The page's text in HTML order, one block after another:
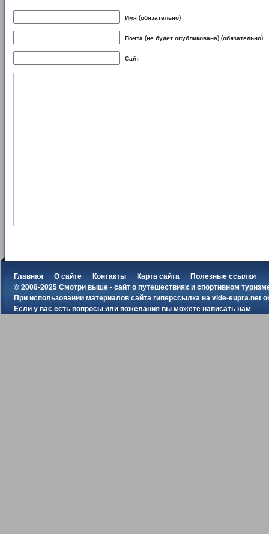
Имя (обязательно)
Почта (не будет опубликована) (обязательно)
Сайт
Главная О сайте Контакты Карта сайта
Полезные ссылки
© 2008-2025 Смотри выше - сайт о путешествиях и спортивном
При использовании материалов сайта гиперссылка наvide-supra.net
Если у вас есть вопросы или пожелания вы можетенаписать нам